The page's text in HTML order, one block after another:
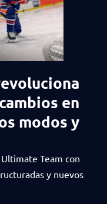
en
modos y
Team con
y nuevos